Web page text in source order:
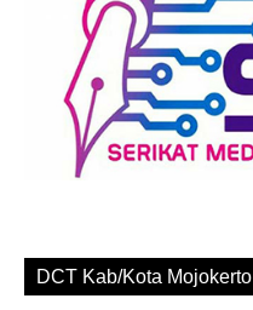
DCT Kab/Kota Mojokerto